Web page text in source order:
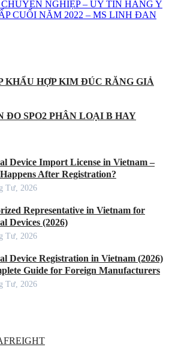
NGHIỆP – UY TÍN HÀNG Y
CUỐI NĂM 2022 – MS LINH ĐAN
KHẨU HỢP KIM ĐÚC RĂNG GIẢ
ĐO SPO2 PHÂN LOẠI B HAY
Device Import License in Vietnam –
After Registration?
Tư, 2026
Representative in Vietnam for
Devices (2026)
Tư, 2026
Device Registration in Vietnam (2026)
Guide for Foreign Manufacturers
Tư, 2026